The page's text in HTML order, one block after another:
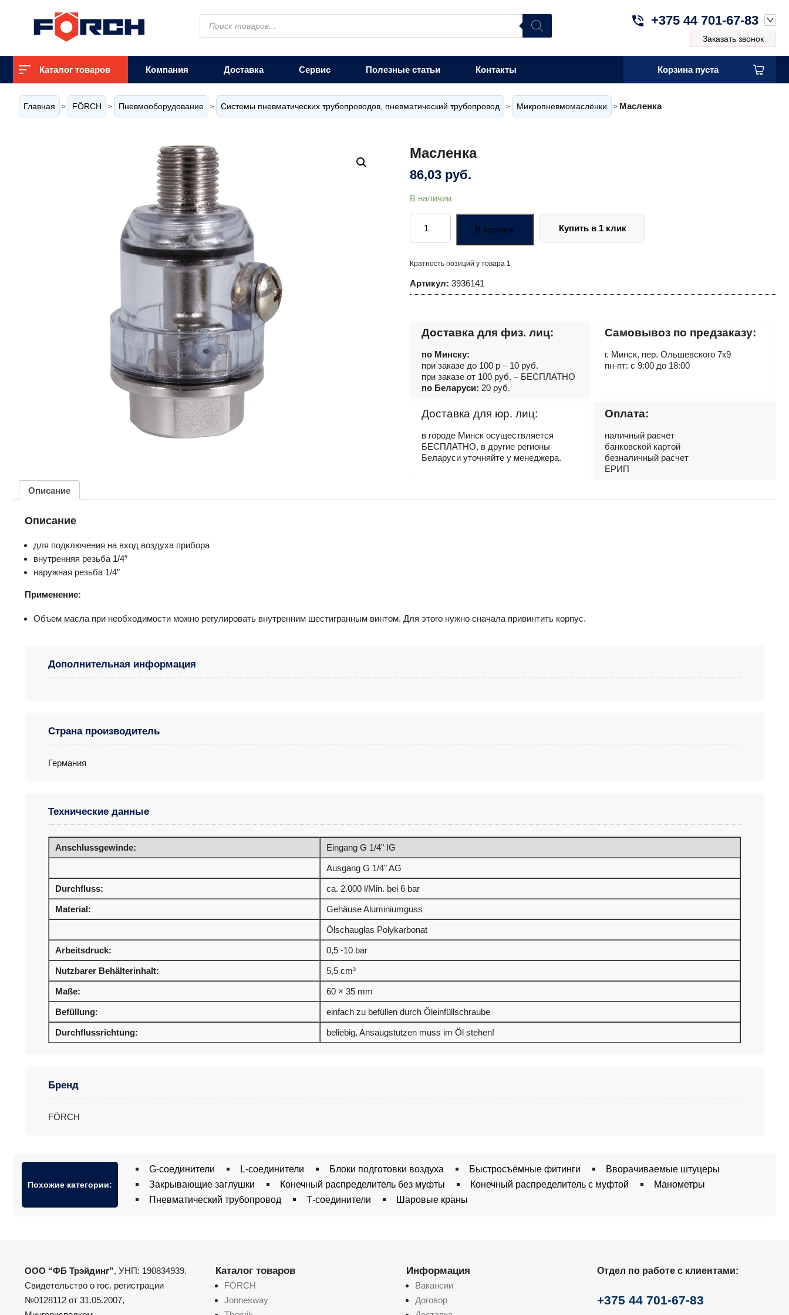
Поиск
товаров
+375 44 701-67-83
Заказать звонок
Каталог товаров Компания Доставка Сервис Полезные статьи Контакты Корзина пуста
Главная > FÖRCH > Пневмооборудование > Системы пневматических трубопроводов, пневматический трубопровод > Микропневмомаслёнки > Масленка
Масленка
86,03 руб.
В наличии
Количество
товара
Масленка
В корзину Купить в 1 клик
Кратность позиций у товара 1
Артикул: 3936141
Доставка для физ. лиц:
по Минску:
при заказе до 100 р – 10 руб.
при заказе от 100 руб. – БЕСПЛАТНО
по Беларуси: 20 руб.
Самовывоз по предзаказу:
г. Минск, пер. Ольшевского 7к9
пн-пт: с 9:00 до 18:00
Доставка для юр. лиц:
в городе Минск осуществляется
БЕСПЛАТНО, в другие регионы
Беларуси уточняйте у менеджера.
Оплата:
наличный расчет
банковской картой
безналичный расчет
ЕРИП
Описание
Описание
для подключения на вход воздуха прибора
внутренняя резьба 1/4″
наружная резьба 1/4″
Применение:
Объем масла при необходимости можно регулировать внутренним шестигранным винтом. Для этого нужно сначала привинтить корпус.
Дополнительная информация
Страна производитель
Германия
Технические данные
Anschlussgewinde: Eingang G 1/4" IG
Ausgang G 1/4" AG
Durchfluss: ca. 2.000 l/Min. bei 6 bar
Material: Gehäuse Aluminiumguss
Ölschauglas Polykarbonat
Arbeitsdruck: 0,5 -10 bar
Nutzbarer Behälterinhalt: 5,5 cm³
Maße: 60 × 35 mm
Befüllung: einfach zu befüllen durch Öleinfüllschraube
Durchflussrichtung: beliebig, Ansaugstutzen muss im Öl stehen!
Бренд
FÖRCH
Похожие категории:
G-соединители L-соединители Блоки подготовки воздуха Быстросъёмные фитинги
Вворачиваемые штуцеры
Закрывающие заглушки
Конечный распределитель без муфты Конечный распределитель с муфтой
Манометры
Пневматический трубопровод
Т-соединители Шаровые краны
ООО “ФБ Трэйдинг”, УНП: 190834939.
Свидетельство о гос. регистрации
№0128112 от 31.05.2007,
Каталог товаров
FÖRCH
Jonnesway
Информация
Вакансии
Договор
Отдел по работе с клиентами:
+375 44 701-67-83